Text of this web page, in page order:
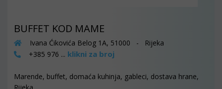
BUFFET KOD MAME
Ivana Ćikovića Belog 1A, 51000 - Rijeka
+385 976 ... klikni za broj
Marende, buffet, domaća kuhinja, gableci, dostava hrane,